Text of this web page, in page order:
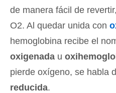
de manera fácil de
O2. Al quedar unida con
hemoglobina recibe el
oxigenada u
pierde oxígeno, se habla
reducida.